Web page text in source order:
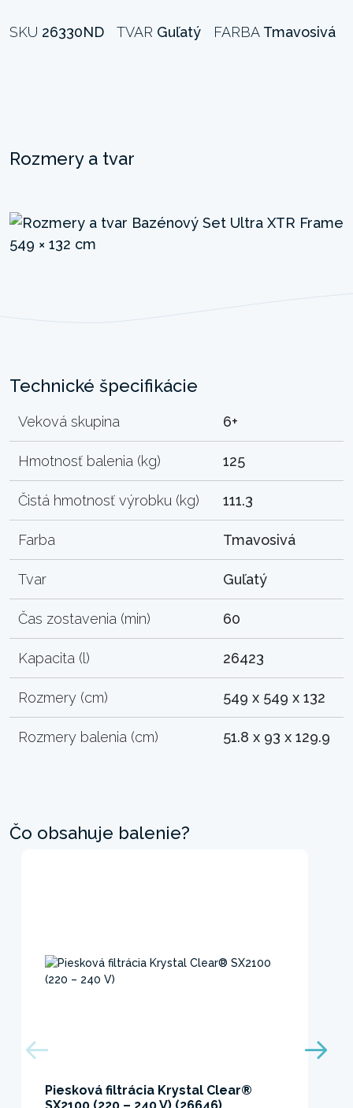
SKU 26330ND TVAR Guľatý FARBA Tmavosivá
Rozmery a tvar
Technické špecifikácie
Veková skupina 6+
Hmotnosť balenia (kg) 125
Čistá hmotnosť výrobku (kg) 111.3
Farba Tmavosivá
Tvar Guľatý
Čas zostavenia (min) 60
Kapacita (l) 26423
Rozmery (cm) 549 x 549 x 132
Rozmery balenia (cm) 51.8 x 93 x 129.9
Čo obsahuje balenie?
Piesková filtrácia Krystal Clear®